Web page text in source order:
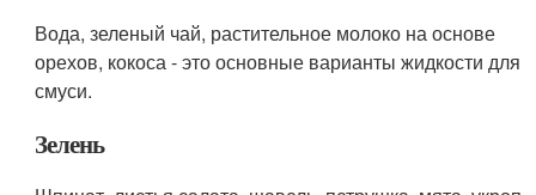
Вода, зеленый чай, растительное молоко на основе
орехов, кокоса - это основные варианты жидкости для
смуси.
Зелень